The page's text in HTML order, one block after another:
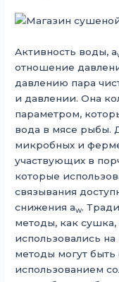
Активность воды, a
отношение
давлению пара
и давлении. Она
параметром,
вода в мясе рыбы.
микробных и
участвующих в
которые
связывания
снижения aw.
методы, как
использовались
методы могут
использованием